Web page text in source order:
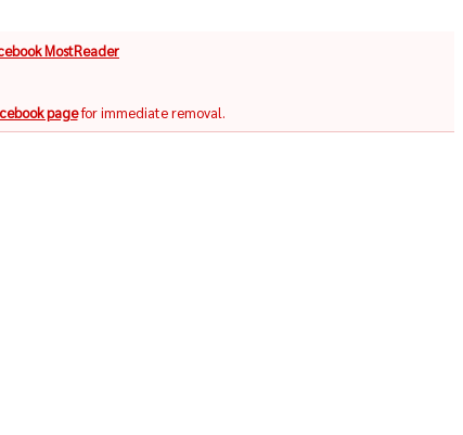
MostReader
pagefor immediate removal.